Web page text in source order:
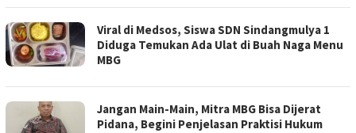
Viral di Medsos, Siswa SDN Sindangmulya 1
Diduga Temukan Ada Ulat di Buah Naga Menu
MBG
Jangan Main-Main, Mitra MBG Bisa Dijerat
Pidana, Begini Penjelasan Praktisi Hukum